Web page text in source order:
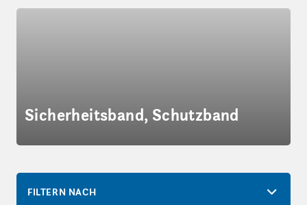
Sicherheitsband, Schutzband
FILTERN NACH